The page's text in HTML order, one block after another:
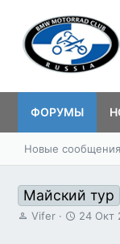
ФОРУМЫ
Новые сообщения
Майский тур
А
Vifer
Д
24 Окт